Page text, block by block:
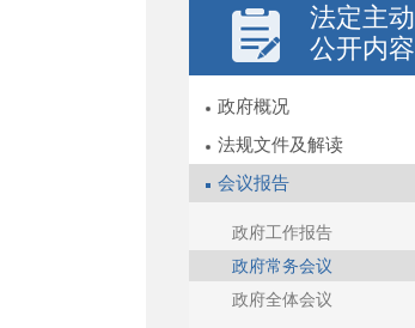
法定主动
公开内容
政府概况
法规文件及解读
会议报告
政府工作报告
政府常务会议
政府全体会议